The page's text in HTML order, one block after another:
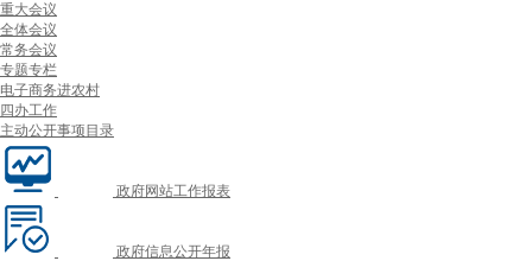
重大会议
全体会议
常务会议
专题专栏
电子商务进农村
四办工作
主动公开事项目录
政府网站工作报表
政府信息公开年报